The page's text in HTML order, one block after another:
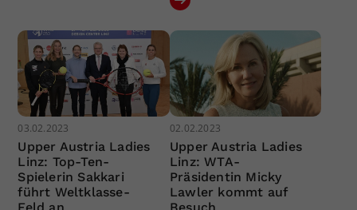
03.02.2023
Upper Austria Ladies
Linz: Top-Ten-
Spielerin Sakkari
führt Weltklasse-
Feld an
02.02.2023
Upper Austria Ladies
Linz: WTA-
Präsidentin Micky
Lawler kommt auf
Besuch